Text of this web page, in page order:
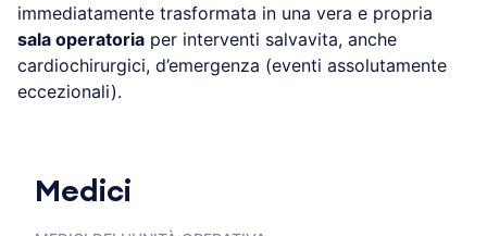
immediatamente trasformata in una vera e propria
sala operatoria per interventi salvavita, anche
cardiochirurgici, d’emergenza (eventi assolutamente
eccezionali).
Medici